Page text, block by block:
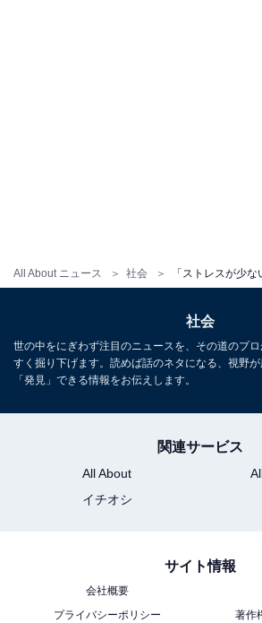
All About ニュース 社会
した。
・
約500人に聞いた「ストレスの少ない
「職場のストレス」TOP10！ 2位「給
い」、1位は？
「何もしていないのに疲れる人」
社会
世の中をにぎわず注目のニュースを、その道のプ
すく掘り下げます。読めば話のネタになる、視野
「発見」できる情報をお伝えします。
関連サービス
All About
イチオシ
サイト情報
会社概要
プライバシーポリシー
著作